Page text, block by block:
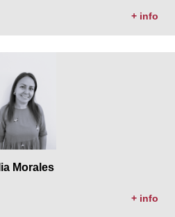
+ info
Morales
+ info